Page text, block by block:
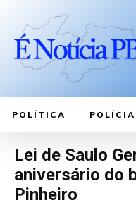
POLÍTICA POLÍCIA
Lei de Saulo
aniversário do
Pinheiro